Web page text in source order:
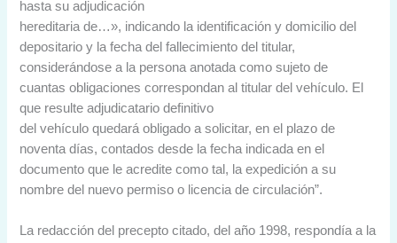
hasta su adjudicación
hereditaria de…», indicando la identificación y domicilio del
depositario y la fecha del fallecimiento del titular,
considerándose a la persona anotada como sujeto de
cuantas obligaciones correspondan al titular del vehículo. El
que resulte adjudicatario definitivo
del vehículo quedará obligado a solicitar, en el plazo de
noventa días, contados desde la fecha indicada en el
documento que le acredite como tal, la expedición a su
nombre del nuevo permiso o licencia de circulación”.
La redacción del precepto citado, del año 1998, respondía a la